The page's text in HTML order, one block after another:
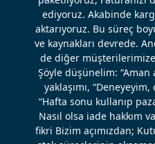
ediyoruz. Akabinde
aktarıyoruz. Bu süreç
ve kaynakları devrede.
de diğer
Şöyle düşünelim: “Aman
yaklaşımı,
“Hafta sonu kullanıp
Nasıl olsa iade hakkım
fikri Bizim açımızdan;